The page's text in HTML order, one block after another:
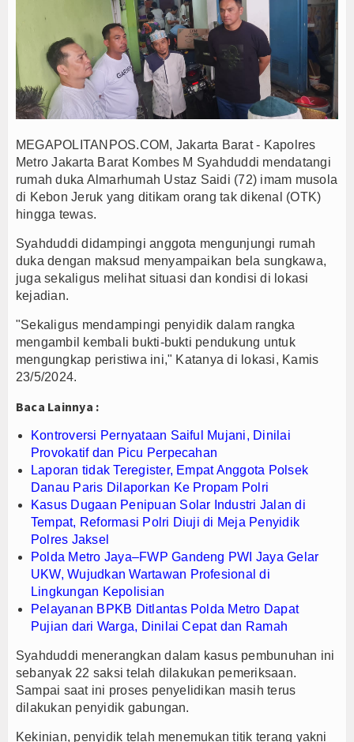
PWHI Kota Tangerang Minta Dugaan Intimidasi
PWI dan AFPI Perkuat Literasi Keuangan,
Nurhadi Anggota Komisi IX DPR RI Getol Kritisi
Majalengka Siaga Narkoba, UNMA dan Bupati
Ketum Asbanda Tekankan KUB Bukan Cuma
Hari Jadi Kabupaten Blitar ke-702 Pisowanan
Kapolres Majalengka Ajak Bobotoh Junjung
Munjirin Panen Padi Ciherang di Cakung, Urban
PWHI Kota Tangerang Minta Dugaan Intimidasi
PWI dan AFPI Perkuat Literasi Keuangan,
Nurhadi Anggota Komisi IX DPR RI Getol Kritisi
Ketum Asbanda Tekankan KUB Bukan Cuma
Ketum Asbanda Dorong Sinergi BPD dan BPR
MEGAPOLITANPOS.COM, Jakarta Barat - Kapolres
Metro Jakarta Barat Kombes M Syahduddi mendatangi
rumah duka Almarhumah Ustaz Saidi (72) imam musola
di Kebon Jeruk yang ditikam orang tak dikenal (OTK)
hingga tewas.
Syahduddi didampingi anggota mengunjungi rumah
duka dengan maksud menyampaikan bela sungkawa,
juga sekaligus melihat situasi dan kondisi di lokasi
kejadian.
"Sekaligus mendampingi penyidik dalam rangka
mengambil kembali bukti-bukti pendukung untuk
mengungkap peristiwa ini," Katanya di lokasi, Kamis
23/5/2024.
Baca Lainnya :
Kontroversi Pernyataan Saiful Mujani, Dinilai
Provokatif dan Picu Perpecahan
Laporan tidak Teregister, Empat Anggota Polsek
Danau Paris Dilaporkan Ke Propam Polri
Kasus Dugaan Penipuan Solar Industri Jalan di
Tempat, Reformasi Polri Diuji di Meja Penyidik
Polres Jaksel
Polda Metro Jaya–FWP Gandeng PWI Jaya Gelar
UKW, Wujudkan Wartawan Profesional di
Lingkungan Kepolisian
Pelayanan BPKB Ditlantas Polda Metro Dapat
Pujian dari Warga, Dinilai Cepat dan Ramah
Syahduddi menerangkan dalam kasus pembunuhan ini
sebanyak 22 saksi telah dilakukan pemeriksaan.
Sampai saat ini proses penyelidikan masih terus
dilakukan penyidik gabungan.
Kekinian, penyidik telah menemukan titik terang yakni